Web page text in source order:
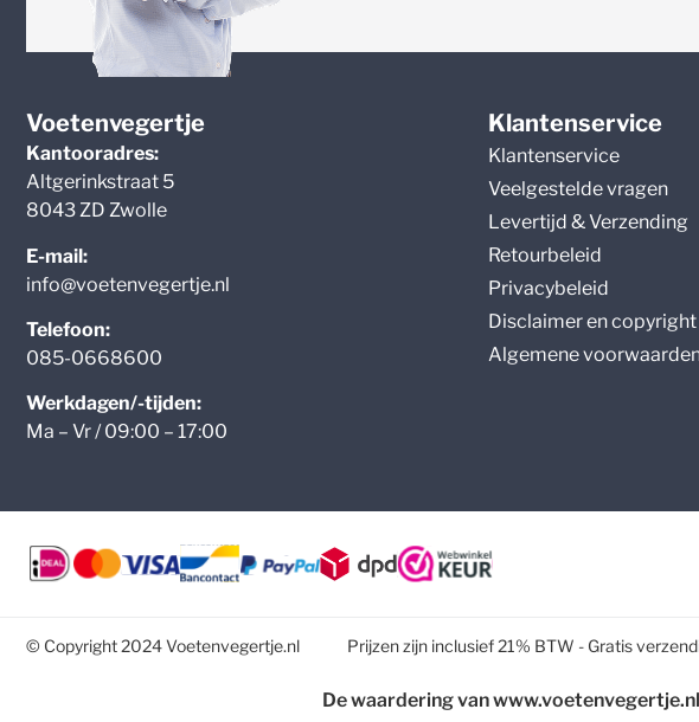
Voetenvegertje
Kantooradres:
Altgerinkstraat 5
8043 ZD Zwolle
E-mail:
info@voetenvegertje.nl
Telefoon:
085-0668600
Werkdagen/-tijden:
Ma – Vr / 09:00 – 17:00
Klantenservice
Klantenservice
Veelgestelde vragen
Levertijd & Verzending
Retourbeleid
Privacybeleid
Disclaimer en copyright
Algemene
© Copyright 2024 Voetenvegertje.nl Prijzen zijn inclusief 21% BTW - Gratis
De waardering van